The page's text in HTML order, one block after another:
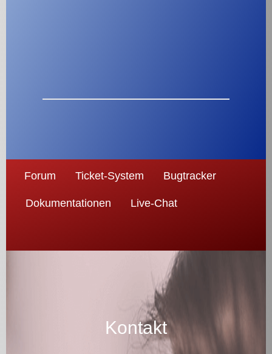
Forum Ticket-System Bugtracker
Dokumentationen Live-Chat
Kontakt